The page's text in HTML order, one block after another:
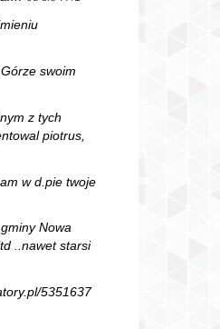
swoim
z tych
piotrus,
w d.pie twoje
Nowa
..nawet starsi
5351637